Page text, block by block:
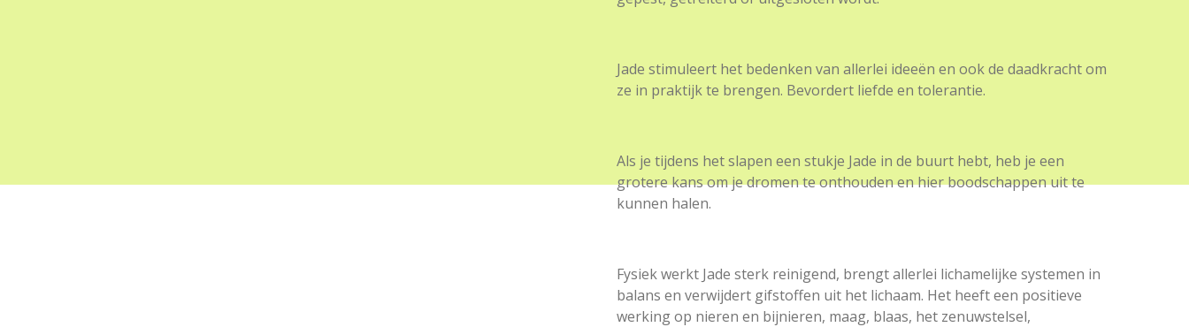
Jade stimuleert het bedenken van allerlei ideeën en ook de daadkracht om
ze in praktijk te brengen. Bevordert liefde en tolerantie.
Als je tijdens het slapen een stukje Jade in de buurt hebt, heb je een
grotere kans om je dromen te onthouden en hier boodschappen uit te
kunnen halen.
Fysiek werkt Jade sterk reinigend, brengt allerlei lichamelijke systemen in
balans en verwijdert gifstoffen uit het lichaam. Het heeft een positieve
werking op nieren en bijnieren, maag, blaas, het zenuwstelsel,